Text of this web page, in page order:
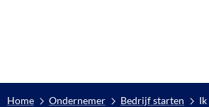
Home Ondernemer Bedrijf starten